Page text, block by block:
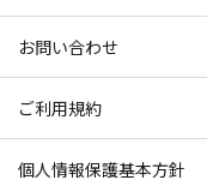
お問い合わせ
ご利用規約
個人情報保護基本方針